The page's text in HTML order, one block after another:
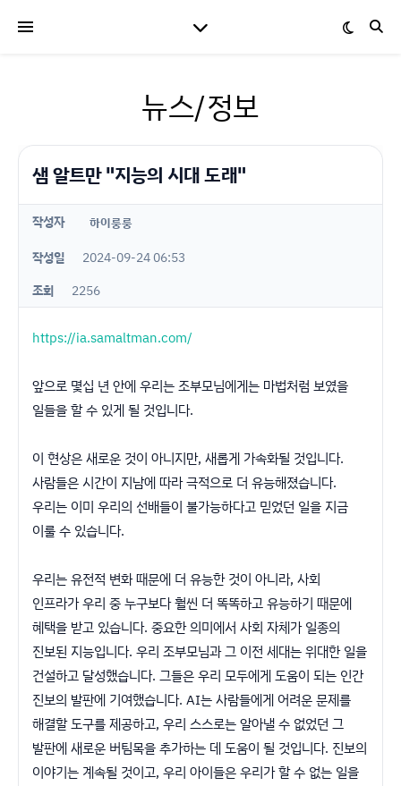
뉴스/정보
샘 알트만 "지능의 시대 도래"
작성자 하이룽룽
작성일
2024-09-24 06:53
조회
2256
https://ia.samaltman.com/
앞으로 몇십 년 안에 우리는 조부모님에게는 마법처럼 보였을
일들을 할 수 있게 될 것입니다.
이 현상은 새로운 것이 아니지만, 새롭게 가속화될 것입니다.
사람들은 시간이 지남에 따라 극적으로 더 유능해졌습니다.
우리는 이미 우리의 선배들이 불가능하다고 믿었던 일을 지금
이룰 수 있습니다.
우리는 유전적 변화 때문에 더 유능한 것이 아니라, 사회
인프라가 우리 중 누구보다 훨씬 더 똑똑하고 유능하기 때문에
혜택을 받고 있습니다. 중요한 의미에서 사회 자체가 일종의
진보된 지능입니다. 우리 조부모님과 그 이전 세대는 위대한 일을
건설하고 달성했습니다. 그들은 우리 모두에게 도움이 되는 인간
진보의 발판에 기여했습니다. AI는 사람들에게 어려운 문제를
해결할 도구를 제공하고, 우리 스스로는 알아낼 수 없었던 그
발판에 새로운 버팀목을 추가하는 데 도움이 될 것입니다. 진보의
이야기는 계속될 것이고, 우리 아이들은 우리가 할 수 없는 일을